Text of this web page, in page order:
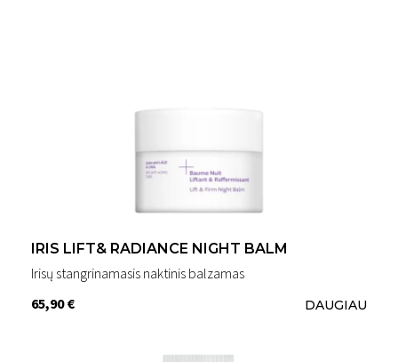
IRIS LIFT& RADIANCE NIGHT BALM
Irisų stangrinamasis naktinis balzamas
65,90 €
DAUGIAU